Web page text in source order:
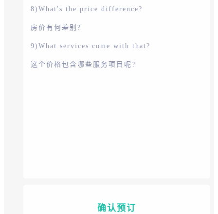
8)What's the price difference?
房价有何差别?
9)What services come with that?
这个价格包含哪些服务项目呢?
确认预订